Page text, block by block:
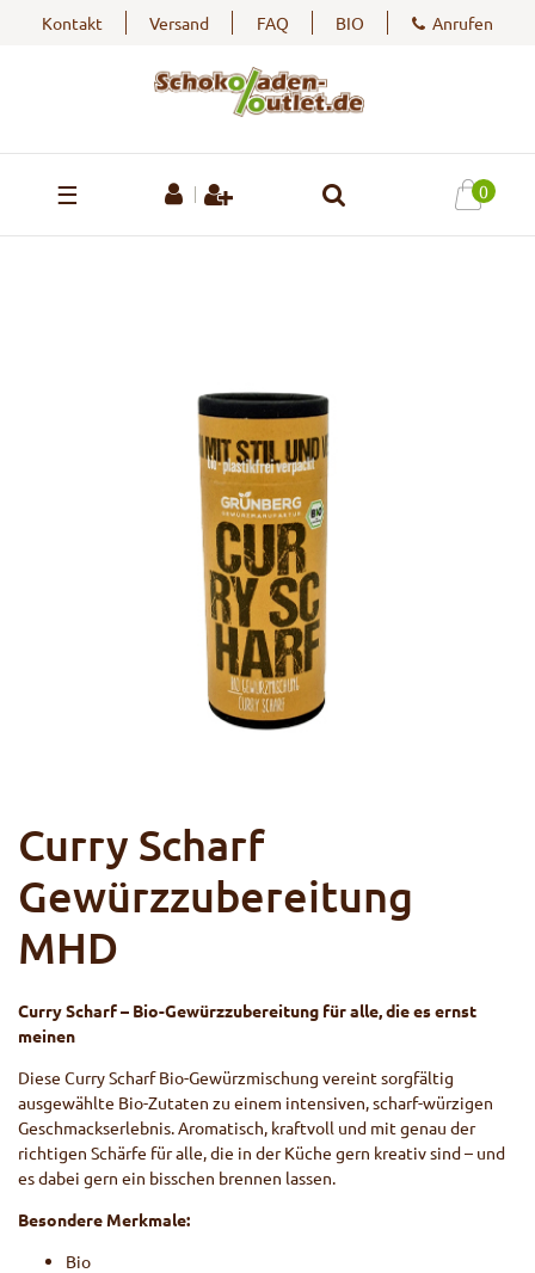
Kontakt Versand FAQ BIO Anrufen
☰ 0
Curry Scharf
Gewürzzubereitung
MHD
Curry Scharf – Bio-Gewürzzubereitung für alle, die es ernst
meinen
Diese Curry Scharf Bio-Gewürzmischung vereint sorgfältig
ausgewählte Bio-Zutaten zu einem intensiven, scharf-würzigen
Geschmackserlebnis. Aromatisch, kraftvoll und mit genau der
richtigen Schärfe für alle, die in der Küche gern kreativ sind – und
es dabei gern ein bisschen brennen lassen.
Besondere Merkmale:
Bio